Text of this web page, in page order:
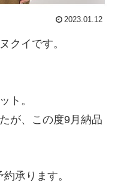
2023.01.12
クイです。
ト。
が、この度9月納品
承ります。